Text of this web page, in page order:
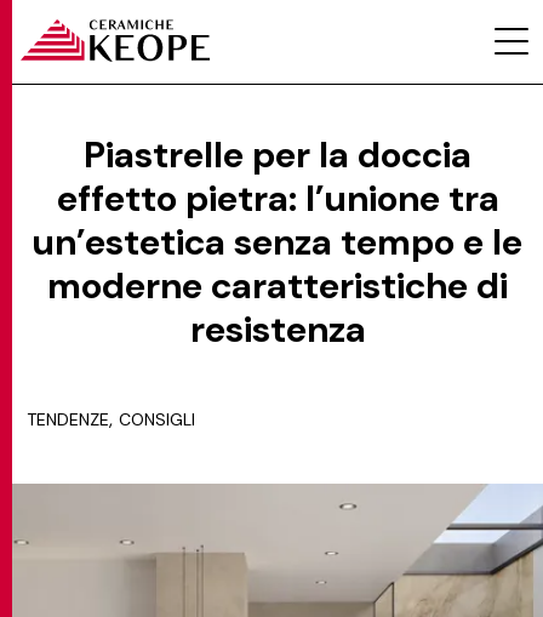
PROGETTI
MAGAZINE
Piastrelle per la doccia
effetto pietra: l’unione tra
un’estetica senza tempo e le
moderne caratteristiche di
resistenza
TENDENZE, CONSIGLI